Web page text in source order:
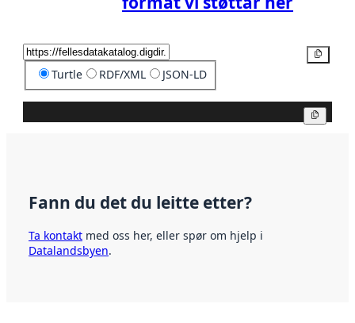
Turtle RDF/XML JSON-LD
Fann du det du leitte etter?
Ta kontakt med oss her, eller spør om hjelp i
Datalandsbyen.